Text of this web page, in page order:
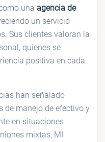
una agencia de
un servicio
Sus clientes valoran la
quienes se
positiva en cada
han señalado
de manejo de efectivo y
en situaciones
mixtas, MI